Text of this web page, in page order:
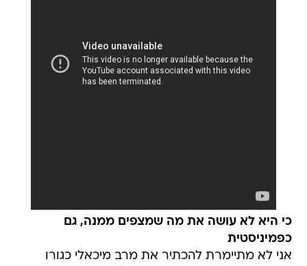
כי היא לא עושה את מה שמצפים ממנה, גם
כפמיניסטית
אני לא מתיימרת להכתיר את מרב מיכאלי כגורו